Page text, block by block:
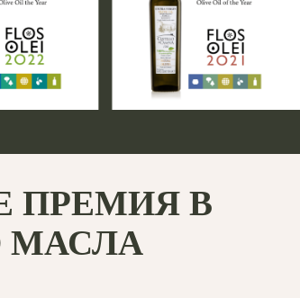
ПРЕМИЯ В
МАСЛА